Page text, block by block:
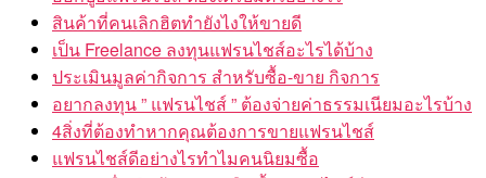
สินค้าที่คนเลิกฮิตทำยังไงให้ขายดี
เป็น Freelance ลงทุนแฟรนไชส์อะไรได้บ้าง
ประเมินมูลค่ากิจการ สำหรับซื้อ-ขาย กิจการ
อยากลงทุน ” แฟรนไชส์ ” ต้องจ่ายค่าธรรมเนียมอะไรบ้าง
4สิ่งที่ต้องทำหากคุณต้องการขายแฟรนไชส์
แฟรนไชส์ดีอย่างไรทำไมคนนิยมซื้อ